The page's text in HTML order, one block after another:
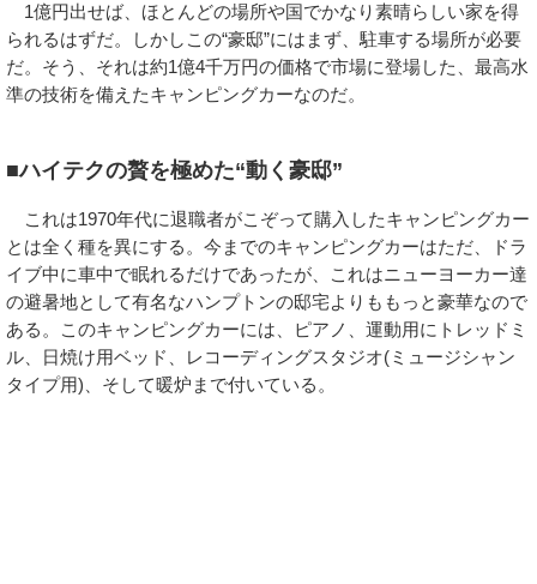
1億円出せば、ほとんどの場所や国でかなり素晴らしい家を得
られるはずだ。しかしこの“豪邸”にはまず、駐車する場所が必要
だ。そう、それは約1億4千万円の価格で市場に登場した、最高水
準の技術を備えたキャンピングカーなのだ。
■ハイテクの贅を極めた“動く豪邸”
これは1970年代に退職者がこぞって購入したキャンピングカー
とは全く種を異にする。今までのキャンピングカーはただ、ドラ
イブ中に車中で眠れるだけであったが、これはニューヨーカー達
の避暑地として有名なハンプトンの邸宅よりももっと豪華なので
ある。このキャンピングカーには、ピアノ、運動用にトレッドミ
ル、日焼け用ベッド、レコーディングスタジオ(ミュージシャン
タイプ用)、そして暖炉まで付いている。